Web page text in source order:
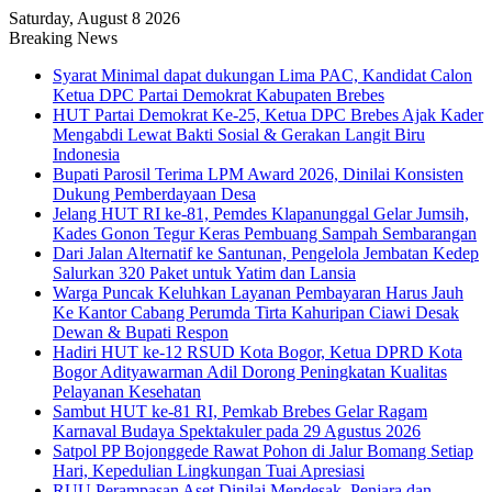
Saturday, August 8 2026
Breaking News
Syarat Minimal dapat dukungan Lima PAC, Kandidat Calon
Ketua DPC Partai Demokrat Kabupaten Brebes
HUT Partai Demokrat Ke-25, Ketua DPC Brebes Ajak Kader
Mengabdi Lewat Bakti Sosial & Gerakan Langit Biru
Indonesia
Bupati Parosil Terima LPM Award 2026, Dinilai Konsisten
Dukung Pemberdayaan Desa
Jelang HUT RI ke-81, Pemdes Klapanunggal Gelar Jumsih,
Kades Gonon Tegur Keras Pembuang Sampah Sembarangan
Dari Jalan Alternatif ke Santunan, Pengelola Jembatan Kedep
Salurkan 320 Paket untuk Yatim dan Lansia
Warga Puncak Keluhkan Layanan Pembayaran Harus Jauh
Ke Kantor Cabang Perumda Tirta Kahuripan Ciawi Desak
Dewan & Bupati Respon
Hadiri HUT ke-12 RSUD Kota Bogor, Ketua DPRD Kota
Bogor Adityawarman Adil Dorong Peningkatan Kualitas
Pelayanan Kesehatan
Sambut HUT ke-81 RI, Pemkab Brebes Gelar Ragam
Karnaval Budaya Spektakuler pada 29 Agustus 2026
Satpol PP Bojonggede Rawat Pohon di Jalur Bomang Setiap
Hari, Kepedulian Lingkungan Tuai Apresiasi